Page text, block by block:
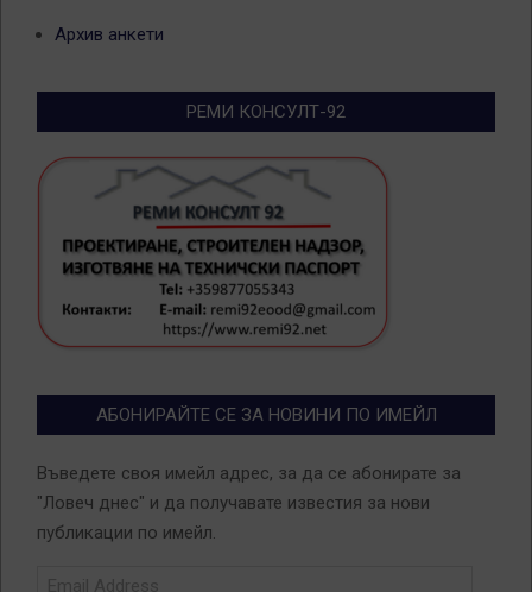
Архив анкети
РЕМИ КОНСУЛТ-92
АБОНИРАЙТЕ СЕ ЗА НОВИНИ ПО ИМЕЙЛ
Въведете своя имейл адрес, за да се абонирате за
"Ловеч днес" и да получавате известия за нови
публикации по имейл.